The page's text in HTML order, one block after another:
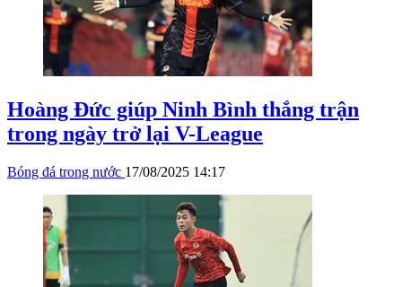
Hoàng Đức giúp Ninh Bình thắng trận
trong ngày trở lại V-League
Bóng đá trong nước 17/08/2025 14:17